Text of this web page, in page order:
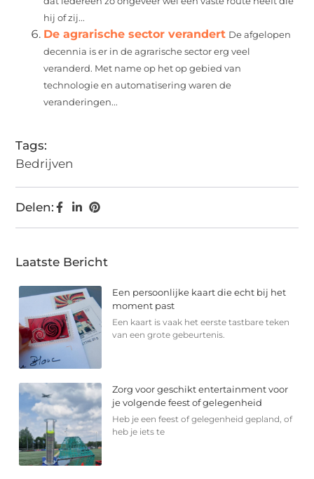
hij of zij...
De agrarische sector verandert De afgelopen
decennia is er in de agrarische sector erg veel
veranderd. Met name op het op gebied van
technologie en automatisering waren de
veranderingen...
Tags:
Bedrijven
Delen:
Laatste Bericht
Een persoonlijke kaart die echt bij het
moment past
Een kaart is vaak het eerste tastbare teken
van een grote gebeurtenis.
Zorg voor geschikt entertainment voor
je volgende feest of gelegenheid
Heb je een feest of gelegenheid gepland, of
heb je iets te